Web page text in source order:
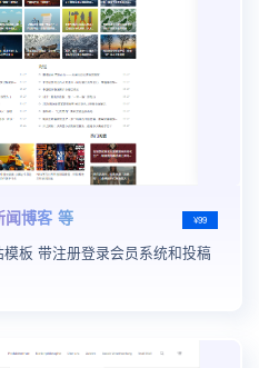
闻博客 等
模板 带注册登录会员系统和投稿
¥99